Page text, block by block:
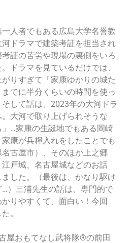
人者でもある広島大学名誉教
ドラマで建築考証を担当され
証の苦労や現場の裏側をいろ
ドラマを見ているだけでは、
りすぎて「家康ゆかりの城た
でに半分くらいの時間を使っ
して話は、2023年の大河ドラ
大河で取り上げられそうな
」…家康の生誕地でもある岡崎
康が兵糧入れをしたことでも
古屋市）、そのほか上之郷
戸城、名古屋城などのお話
した。（最後は、かなり駆け
）三浦先生の話は、専門的で
りやすくて、面白い！今回
。
屋おもてなし武将隊®の前田